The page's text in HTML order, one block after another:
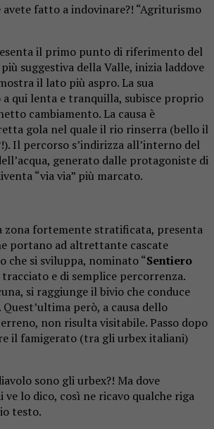
avete fatto a indovinare?! “Agriturismo
il primo punto di riferimento del
suggestiva della Valle, inizia laddove
il lato più aspro. La sua
qui lenta e tranquilla, subisce proprio
cambiamento. La causa è
gola nel quale il rio rinserra (bello il
Il percorso s’indirizza all’interno del
generato dalle protagoniste di
“via via” più marcato.
zona fortemente stratificata, presenta
portano ad altrettante cascate
che si sviluppa, nominato “Sentiero
tracciato e di semplice percorrenza.
si raggiunge il bivio che conduce
Quest’ultima però, a causa dello
non risulta visitabile. Passo dopo
il famigerato (tra gli urbex italiani)
sono gli urbex?! Ma dove
ve lo dico, così ne ricavo qualche riga
testo.